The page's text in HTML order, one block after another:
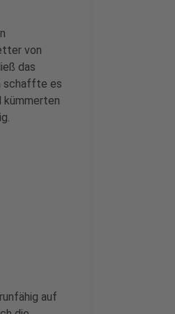
von
das
schaffte es
kümmerten
auf